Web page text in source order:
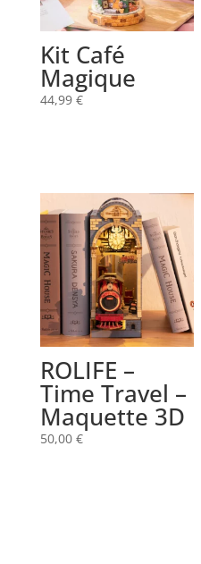
Kit Café
Magique
44,99 €
ROLIFE –
Time Travel –
Maquette 3D
50,00 €